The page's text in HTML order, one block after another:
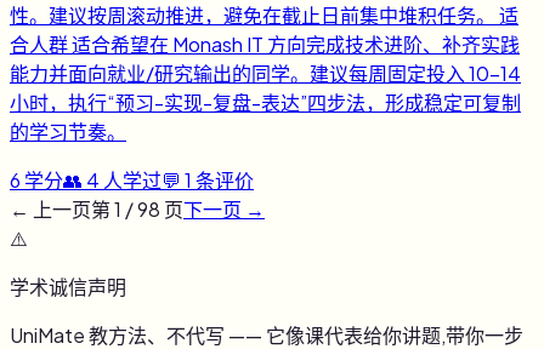
性。建议按周滚动推进，避免在截止日前集中堆积任务。 适
合人群 适合希望在 Monash IT 方向完成技术进阶、补齐实践
能力并面向就业/研究输出的同学。建议每周固定投入 10-14
小时，执行“预习-实现-复盘-表达”四步法，形成稳定可复制
的学习节奏。
6 学分👥 4 人学过💬 1 条评价
← 上一页第1 /98 页下一页 →
⚠️
学术诚信声明
UniMate 教方法、不代写 —— 它像课代表给你讲题,带你一步